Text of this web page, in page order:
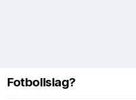
Fotbollslag?